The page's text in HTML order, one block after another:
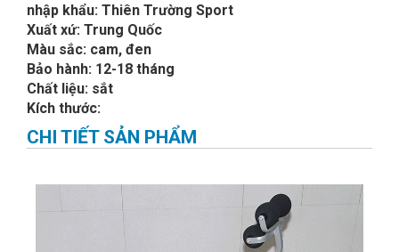
nhập khẩu: Thiên Trường Sport
Xuất xứ: Trung Quốc
Màu sắc: cam, đen
Bảo hành: 12-18 tháng
Chất liệu: sắt
Kích thước:
CHI TIẾT SẢN PHẨM